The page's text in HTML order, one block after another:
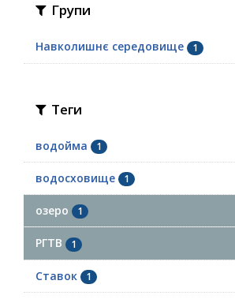
Групи
Навколишнє середовище 1
Теги
водойма 1
водосховище 1
озеро 1
РГТВ 1
Ставок 1